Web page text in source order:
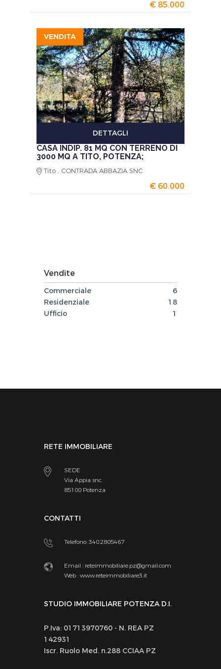
€ 85.000
VENDITA
DETTAGLI
CASA INDIP. 81 MQ CON TERRENO DI
3000 MQ A TITO, POTENZA;
Tito , CONTRADA ABBAZIA SNC
€ 60.000
Vendite
Commerciale
6
Residenziale
18
Ufficio
1
RETE IMMOBILIARE
SEDE
Via Appia snc
85100 Potenza
CONTATTI
Telefono: 340.2805467
Email : reteimmobiliare.pz@gmail.com
Web :www.reteimmobiliare3.it
STUDIO IMMOBILIARE POTENZA D.I.
P.Iva: 01713970760 - N. REA PZ
142931
Iscr. Ruolo Med. n.288 CCIAA PZ